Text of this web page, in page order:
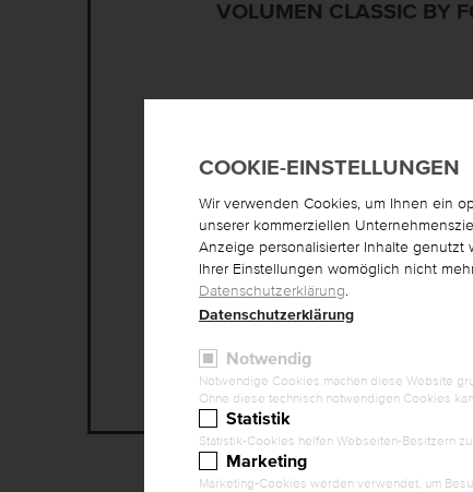
VOLUMEN CLASSIC BY
COOKIE-EINSTELLUNGEN
Wir verwenden Cookies, um Ihnen ein
unserer kommerziellen
Anzeige personalisierter Inhalte genutzt
Ihrer Einstellungen womöglich nicht
Datenschutzerklärung.
Datenschutzerklärung
Notwendig
Notwendige Cookies machen diese Website
Ohne diese technisch notwendigen Cookies
Statistik
Statistik-Cookies helfen Webseiten-Besitzern
Marketing
Marketing-Cookies werden verwendet, um